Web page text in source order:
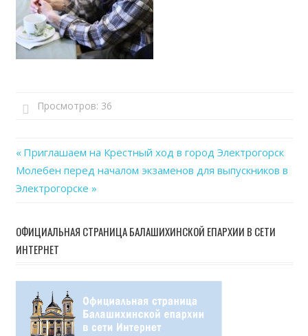
Просмотров: 36
Навигация
по
записям
Previous
Post:
Приглашаем на Крестный ход в город Электрогорск
Next
Post:
Молебен перед началом экзаменов для выпускников в
Электрогорске
ОФИЦИАЛЬНАЯ СТРАНИЦА БАЛАШИХИНСКОЙ ЕПАРХИИ В СЕТИ
ИНТЕРНЕТ